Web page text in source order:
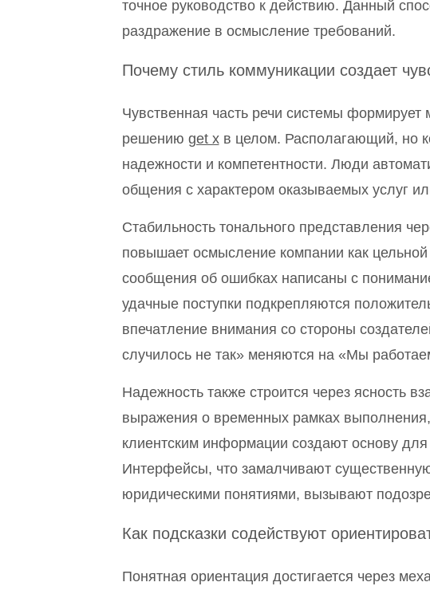
точное руководство к действию. Данный
раздражение в осмысление требований.
Почему стиль коммуникации создает
Чувственная часть речи системы формирует
решению get xв целом. Располагающий, но
надежности и компетентности. Люди
общения с характером оказываемых услуг
Стабильность тонального представления
повышает осмысление компании как
сообщения об ошибках написаны с
удачные поступки подкрепляются
впечатление внимания со стороны
случилось не так» меняются на «Мы
Надежность также строится через ясность
выражения о временных рамках выполнения,
клиентским информации создают основу
Интерфейсы, что замалчивают
юридическими понятиями, вызывают
Как подсказки содействуют
Понятная ориентация достигается через